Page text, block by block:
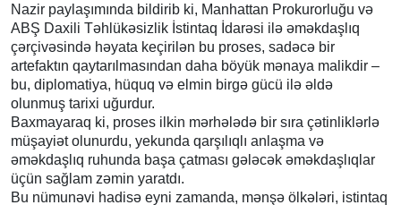
Nazir paylaşımında bildirib ki, Manhattan Prokurorluğu və
ABŞ Daxili Təhlükəsizlik İstintaq İdarəsi ilə əməkdaşlıq
çərçivəsində həyata keçirilən bu proses, sadəcə bir
artefaktın qaytarılmasından daha böyük mənaya malikdir –
bu, diplomatiya, hüquq və elmin birgə gücü ilə əldə
olunmuş tarixi uğurdur.
Baxmayaraq ki, proses ilkin mərhələdə bir sıra çətinliklərlə
müşayiət olunurdu, yekunda qarşılıqlı anlaşma və
əməkdaşlıq ruhunda başa çatması gələcək əməkdaşlıqlar
üçün sağlam zəmin yaratdı.
Bu nümunəvi hadisə eyni zamanda, mənşə ölkələri, istintaq